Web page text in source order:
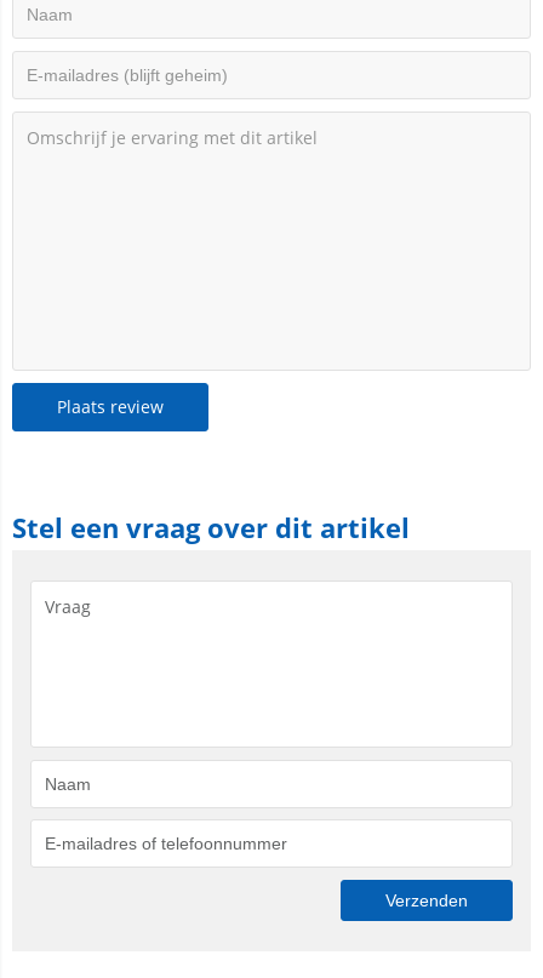
Plaats review
Stel een vraag over dit artikel